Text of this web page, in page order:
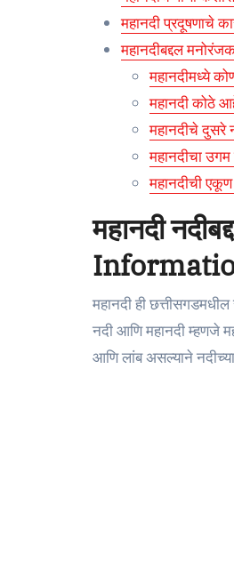
महानदी प्रदूषणाचे
महानदीबद्दल
महानदीमध्ये
महानदी कोठे
महानदीचे दुसरे
महानदीचा उगम
महानदीची
महानदी
महानदी ही
नदी आणि महानदी म्हणजे
आणि लांब असल्याने